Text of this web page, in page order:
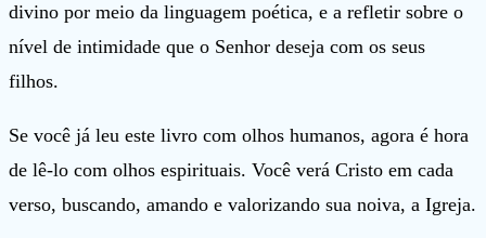
divino por meio da linguagem poética, e a refletir sobre o
nível de intimidade que o Senhor deseja com os seus
filhos.
Se você já leu este livro com olhos humanos, agora é hora
de lê-lo com olhos espirituais. Você verá Cristo em cada
verso, buscando, amando e valorizando sua noiva, a Igreja.